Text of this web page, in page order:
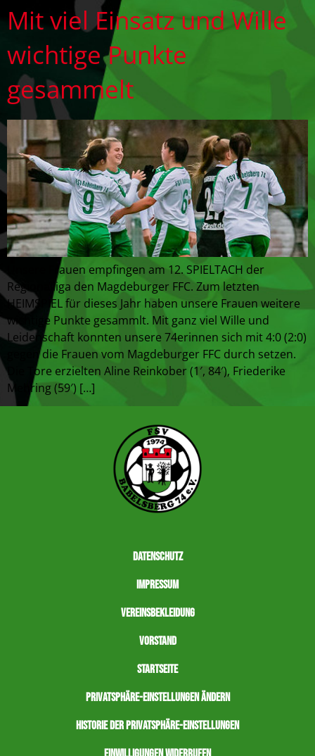
Mit viel Einsatz und Wille
wichtige Punkte
gesammelt
Unsere Frauen empfingen am 12. SPIELTACH der
Regionalliga den Magdeburger FFC. Zum letzten
HEIMSPIEL für dieses Jahr haben unsere Frauen weitere
wichtige Punkte gesammlt. Mit ganz viel Wille und
Leidenschaft konnten unsere 74erinnen sich mit 4:0 (2:0)
gegen die Frauen vom Magdeburger FFC durch setzen.
Die Tore erzielten Aline Reinkober (1′, 84′), Friederike
Mehring (59′) […]
Datenschutz
Impressum
Vereinsbekleidung
Vorstand
Startseite
Privatsphäre-Einstellungen ändern
Historie der Privatsphäre-Einstellungen